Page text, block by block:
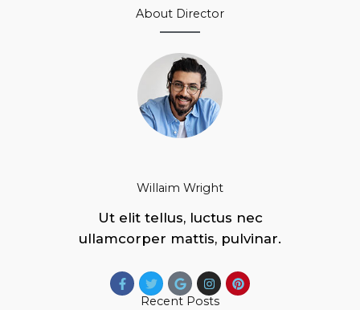
About Director
Willaim Wright
Ut elit tellus, luctus nec
ullamcorper mattis, pulvinar.
Recent Posts